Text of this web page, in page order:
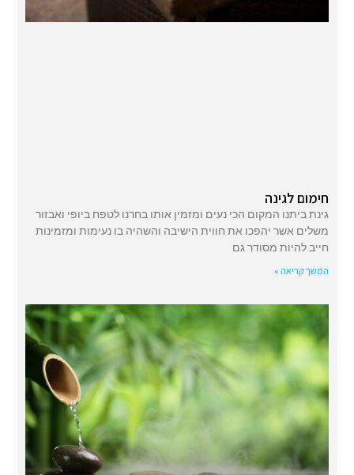
חימום לגינה
גינת ביתנו המקום הכי נעים ומזמין אותו בחרנו לטפח ביופי ואבזור
משלים אשר יהפכו את חווית הישיבה והשהיה בו נעימות ומזמינות
חייב להיות מסודר גם
המשך קריאה »